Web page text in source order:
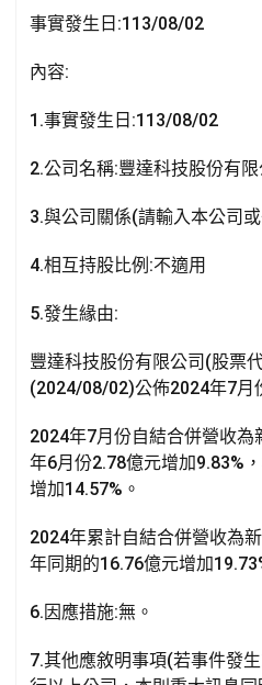
b
o
o
k
l
s
A
t
e
事實發生日:113/08/02
內容:
1.事實發生日:113/08/02
2.公司名稱:豐達科技股份有限
3.與公司關係(請輸入本公司
4.相互持股比例:不適用
5.發生緣由:
豐達科技股份有限公司(股票
(2024/08/02)公佈2024年7月
2024年7月份自結合併營收
年6月份2.78億元增加9.83%
增加14.57%。
2024年累計自結合併營收為
年同期的16.76億元增加
6.因應措施:無。
7.其他應敘明事項(若事件發